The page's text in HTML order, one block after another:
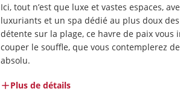
Ici, tout n’est que luxe et vastes espaces,
luxuriants et un spa dédié au plus doux
détente sur la plage, ce havre de paix vous
couper le souffle, que vous contemplerez
absolu.
Plus de détails